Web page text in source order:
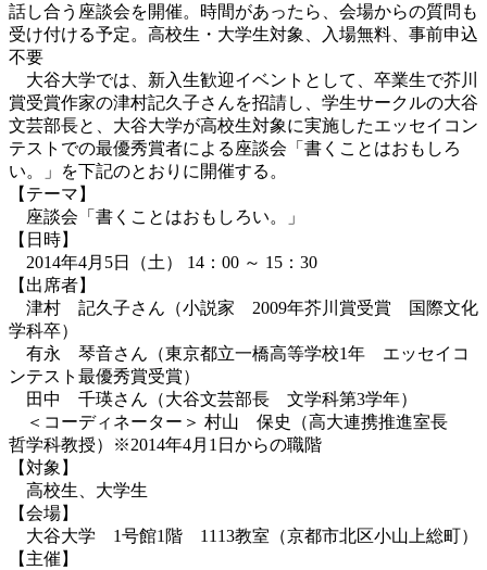
話し合う座談会を開催。時間があったら、会場からの質問も
受け付ける予定。高校生・大学生対象、入場無料、事前申込
不要
大谷大学では、新入生歓迎イベントとして、卒業生で芥川
賞受賞作家の津村記久子さんを招請し、学生サークルの大谷
文芸部長と、大谷大学が高校生対象に実施したエッセイコン
テストでの最優秀賞者による座談会「書くことはおもしろ
い。」を下記のとおりに開催する。
【テーマ】
座談会「書くことはおもしろい。」
【日時】
2014年4月5日（土） 14：00 ～ 15：30
【出席者】
津村 記久子さん（小説家 2009年芥川賞受賞 国際文化
学科卒）
有永 琴音さん（東京都立一橋高等学校1年 エッセイコ
ンテスト最優秀賞受賞）
田中 千瑛さん（大谷文芸部長 文学科第3学年）
＜コーディネーター＞ 村山 保史（高大連携推進室長
哲学科教授）※2014年4月1日からの職階
【対象】
高校生、大学生
【会場】
大谷大学 1号館1階 1113教室（京都市北区小山上総町）
【主催】